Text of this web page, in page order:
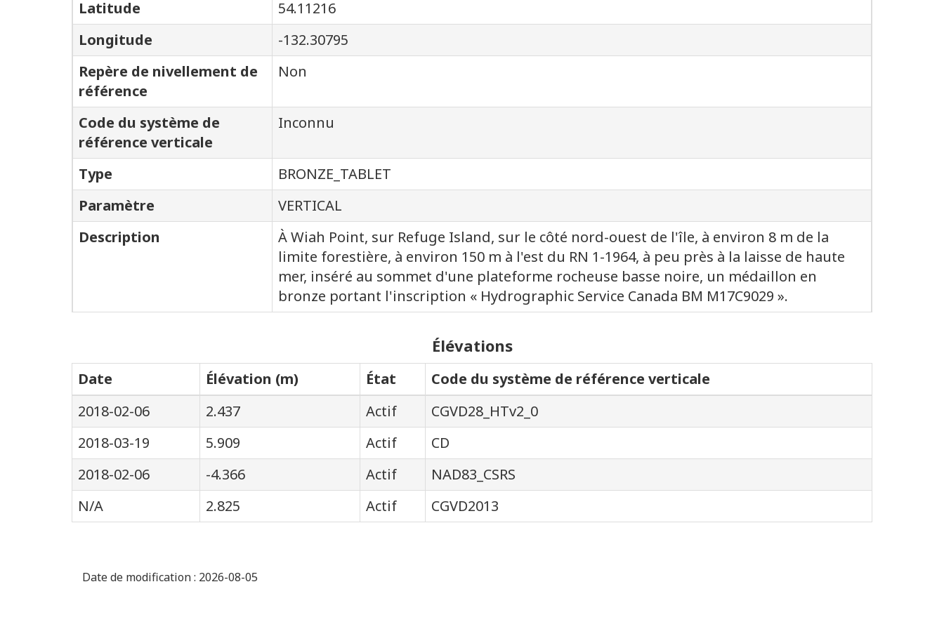
Latitude
54.11216
Longitude
-132.30795
Repère de nivellement de
référence
Non
Code du système de
référence verticale
Inconnu
Type
BRONZE_TABLET
Paramètre
VERTICAL
Description
À Wiah Point, sur Refuge Island, sur le côté nord-ouest de l'île, à environ 8 m de la
limite forestière, à environ 150 m à l'est du RN 1-1964, à peu près à la laisse de haute
mer, inséré au sommet d'une plateforme rocheuse basse noire, un médaillon en
bronze portant l'inscription « Hydrographic Service Canada BM M17C9029 ».
Élévations
Date Élévation (m) État
Code du système de référence verticale
2018-02-06
2.437 Actif
CGVD28_HTv2_0
2018-03-19
5.909 Actif
CD
2018-02-06
-4.366 Actif
NAD83_CSRS
N/A
2.825 Actif CGVD2013
Date de modification : 2026-08-05